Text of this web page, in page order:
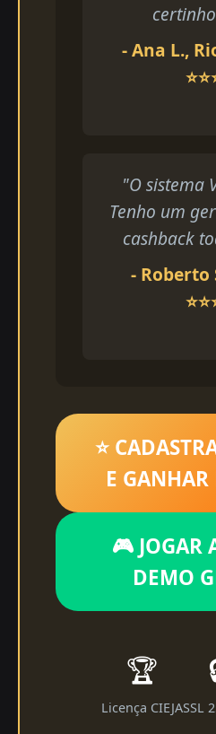
- Ana L.,
"O sistema
Tenho um
cashback
- Roberto
⭐
E
🎮 JOGAR
DEMO
🏆
Licença CIEJASSL